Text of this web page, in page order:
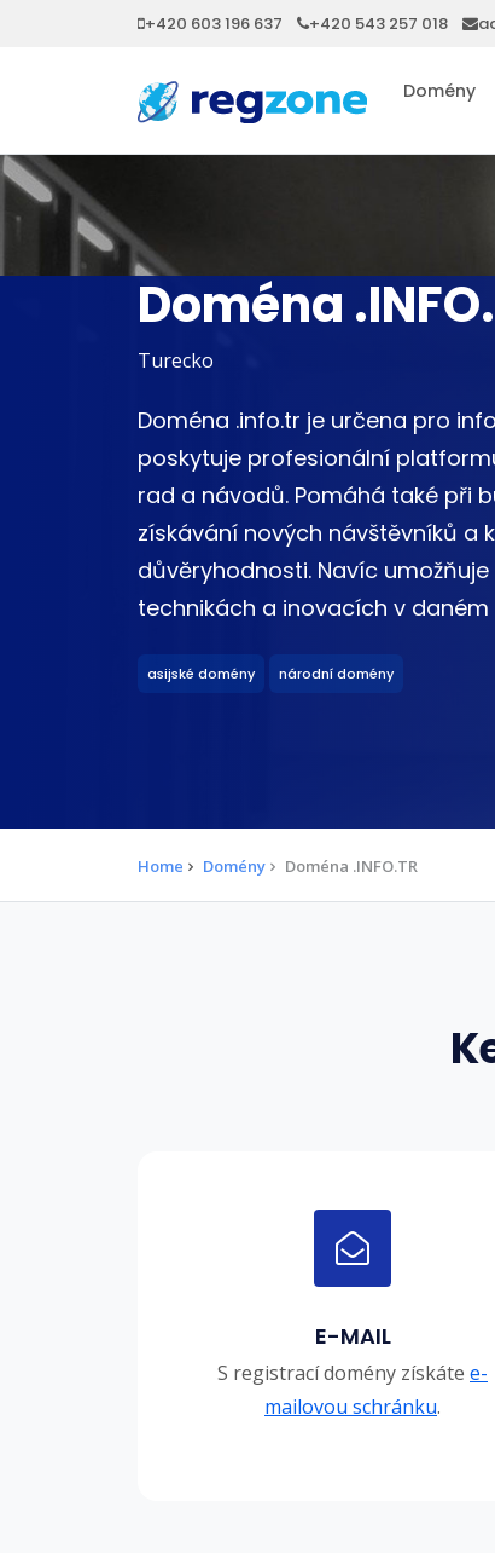
+420 603 196 637 +420 543 257 018
Domény
Doména
Turecko
Doména .info.tr je určena pro
poskytuje profesionální
rad a návodů. Pomáhá také při
získávání nových návštěvníků a
důvěryhodnosti. Navíc
technikách a inovacích v daném
asijské domény národní domény
Home Domény Doména .INFO.TR
E-MAIL
S registrací domény získáte e-
mailovou schránku.